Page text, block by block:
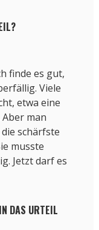
finde es gut,
Viele
etwa eine
man
schärfste
musste
Jetzt darf es
DAS URTEIL